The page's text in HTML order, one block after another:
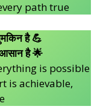
path true
है 💪
आसान है 🌟
is possible
is achievable,